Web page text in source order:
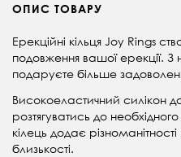
ОПИС ТОВАРУ
Ерекційні кільця Joy Rings
подовження вашої ерекції.
подаруєте більше
Високоеластичний силікон
розтягуватись до
кілець додає різноманітності
близькості.